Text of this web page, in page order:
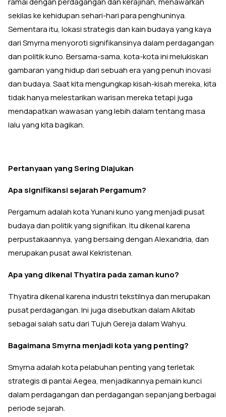
sekilas ke kehidupan sehari-hari para penghuninya.
Sementara itu, lokasi strategis dan kain budaya yang kaya
dari Smyrna menyoroti signifikansinya dalam perdagangan
dan politik kuno. Bersama-sama, kota-kota ini melukiskan
gambaran yang hidup dari sebuah era yang penuh inovasi
dan budaya. Saat kita mengungkap kisah-kisah mereka, kita
tidak hanya melestarikan warisan mereka tetapi juga
mendapatkan wawasan yang lebih dalam tentang masa
lalu yang kita bagikan.
Pertanyaan yang Sering Diajukan
Apa signifikansi sejarah Pergamum?
Pergamum adalah kota Yunani kuno yang menjadi pusat
budaya dan politik yang signifikan. Itu dikenal karena
perpustakaannya, yang bersaing dengan Alexandria, dan
merupakan pusat awal Kekristenan.
Apa yang dikenal Thyatira pada zaman kuno?
Thyatira dikenal karena industri tekstilnya dan merupakan
pusat perdagangan. Ini juga disebutkan dalam Alkitab
sebagai salah satu dari Tujuh Gereja dalam Wahyu.
Bagaimana Smyrna menjadi kota yang penting?
Smyrna adalah kota pelabuhan penting yang terletak
strategis di pantai Aegea, menjadikannya pemain kunci
dalam perdagangan dan perdagangan sepanjang berbagai
periode sejarah.